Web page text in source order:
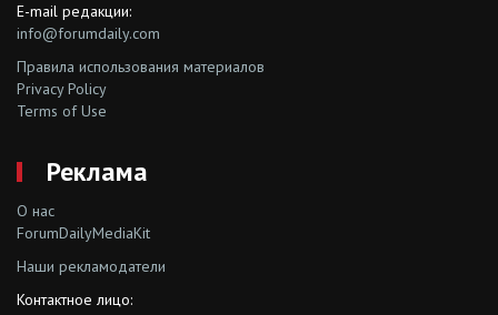
E-mail редакции:
info@forumdaily.com
Правила использования материалов
Privacy Policy
Terms of Use
Реклама
О нас
ForumDailyMediaKit
Наши рекламодатели
Контактное лицо: